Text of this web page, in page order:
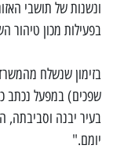
ונשנות של תושבי
בפעילות מכון טיהור
בזימון שנשלח
שפכים) במפעל נכתב
בעיר יבנה וסביבתה,
יומם."